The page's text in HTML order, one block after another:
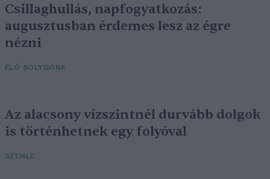
Csillaghullás, napfogyatkozás:
augusztusban érdemes lesz az égre
nézni
ÉLŐ BOLYGÓNK
Az alacsony vízszintnél durvább dolgok
is történhetnek egy folyóval
SZEMLE